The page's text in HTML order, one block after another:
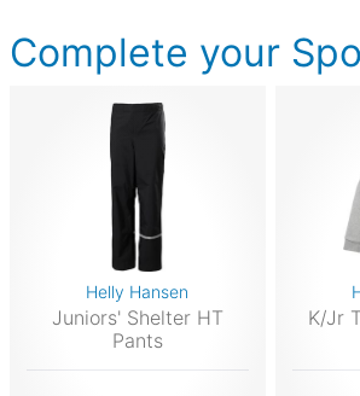
Complete your
Helly Hansen
Juniors' Shelter HT
Pants
K/Jr